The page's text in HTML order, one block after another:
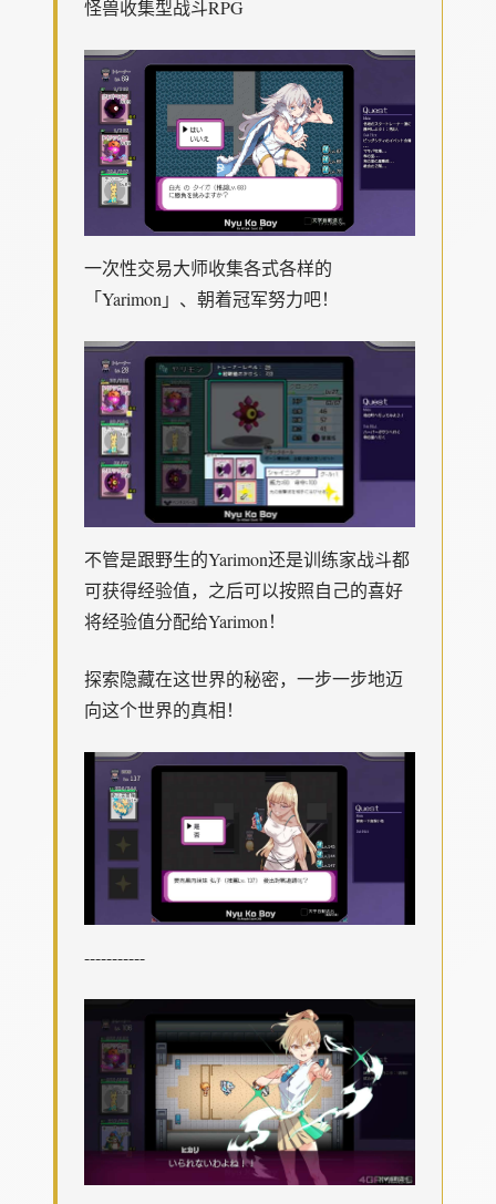
怪兽收集型战斗RPG
一次性交易大师收集各式各样的
「Yarimon」、朝着冠军努力吧！
不管是跟野生的Yarimon还是训练家战斗都
可获得经验值，之后可以按照自己的喜好
将经验值分配给Yarimon！
探索隐藏在这世界的秘密，一步一步地迈
向这个世界的真相！
-----------